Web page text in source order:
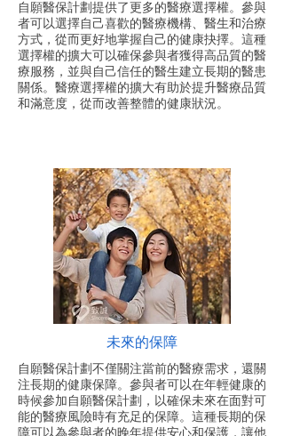
自願醫保計劃提供了更多的醫療選擇權。參與
者可以選擇自己喜歡的醫療機構、醫生和治療
方式，從而更好地掌握自己的健康抉擇。這種
選擇權的擴大可以確保參與者獲得高品質的醫
療服務，並與自己信任的醫生建立長期的醫患
關係。醫療選擇權的擴大有助於提升醫療品質
和滿意度，從而改善整體的健康狀況。
未來的保障
自願醫保計劃不僅關注當前的醫療需求，還關
注長期的健康保障。參與者可以在年輕健康的
時候參加自願醫保計劃，以確保未來在面對可
能的醫療風險時有充足的保障。這種長期的保
障可以為參與者的晚年提供安心和保護，讓他